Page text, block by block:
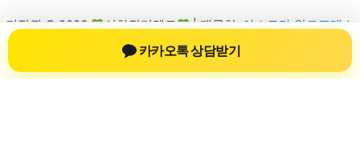
저작권 © 2026 신차장기렌트 | 제공처:
아스트라 워드프레스
테마
카카오톡 상담받기